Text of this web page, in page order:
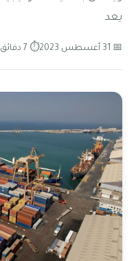
يعد
📅 31 أغسطس 2023 ⏱ 7 دقائق قراءة